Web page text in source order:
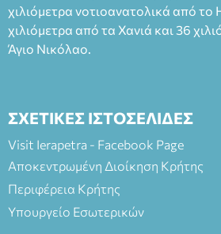
(Είσοδος ΕΠΑ.Λ.) Έναρξη 21:15
ΘΕΑΤΡΙΚΕΣ ΠΑΡΑΓΩΓΕΣ ΕΕ
χιλιόμετρα νοτιοανατολικά από το
χιλιόμετρα από τα Χανιά και 36
Άγιο Νικόλαο.
ΣΧΕΤΙΚΕΣ ΙΣΤΟΣΕΛΙΔΕΣ
Visit Ierapetra - Facebook Page
Αποκεντρωμένη Διοίκηση Κρήτης
Περιφέρεια Κρήτης
Υπουργείο Εσωτερικών